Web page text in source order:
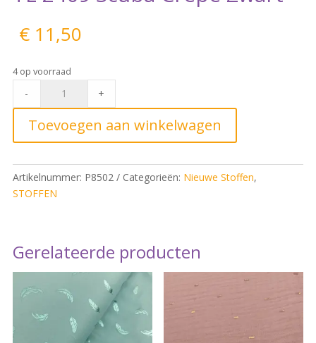
€11,50
4 op voorraad
Scuba
quantity
- +
Toevoegen aan winkelwagen
Artikelnummer: P8502 Categorieën: Nieuwe Stoffen,
STOFFEN
Gerelateerde producten